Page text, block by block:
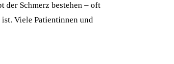
der Schmerz bestehen – oft
Viele Patientinnen und